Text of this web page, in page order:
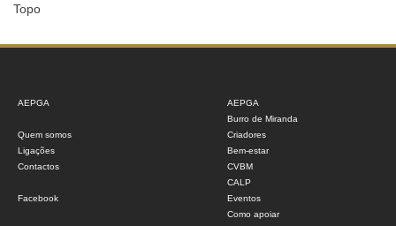
Topo
AEPGA
Quem somos
Ligações
Contactos
Facebook
AEPGA
Burro de Miranda
Criadores
Bem-estar
CVBM
CALP
Eventos
Como apoiar